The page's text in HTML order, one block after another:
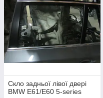
Скло задньої лівої двері
BMW E61/Е60 5-series